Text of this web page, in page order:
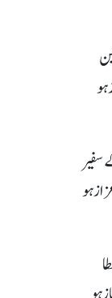
سفیر
ہو